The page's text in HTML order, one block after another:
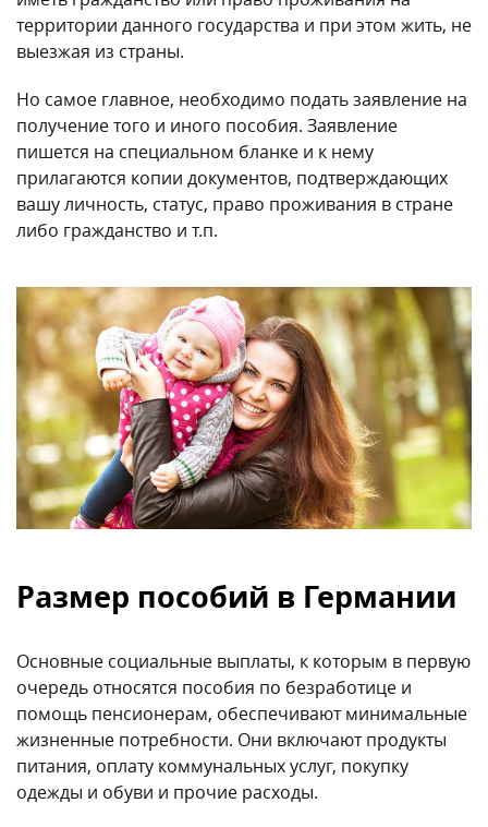
территории данного государства и при этом жить, не
выезжая из страны.
Но самое главное, необходимо подать заявление на
получение того и иного пособия. Заявление
пишется на специальном бланке и к нему
прилагаются копии документов, подтверждающих
вашу личность, статус, право проживания в стране
либо гражданство и т.п.
Размер пособий в Германии
Основные социальные выплаты, к которым в первую
очередь относятся пособия по безработице и
помощь пенсионерам, обеспечивают минимальные
жизненные потребности. Они включают продукты
питания, оплату коммунальных услуг, покупку
одежды и обуви и прочие расходы.